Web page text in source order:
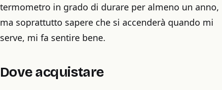
termometro in grado di durare per almeno un anno,
ma soprattutto sapere che si accenderà quando mi
serve, mi fa sentire bene.
Dove acquistare